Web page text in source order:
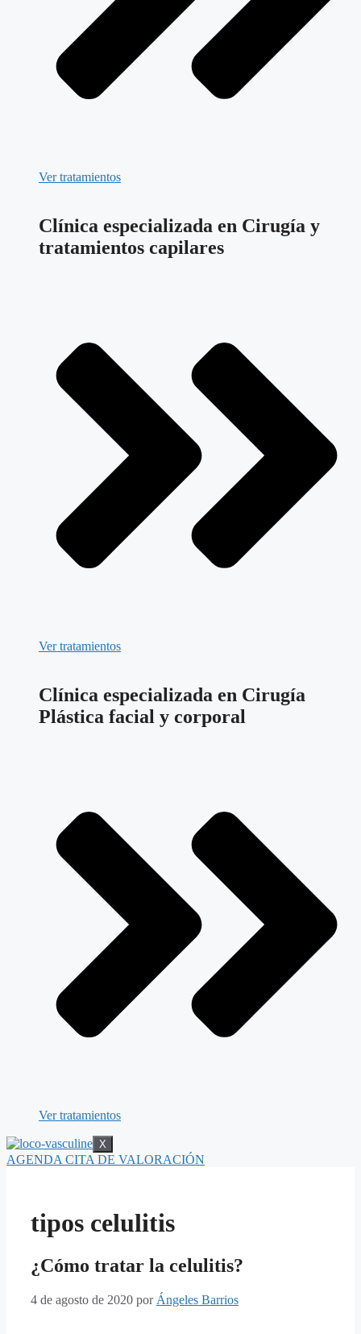
Ver tratamientos
Clínica especializada en Cirugía y
tratamientos capilares
Ver tratamientos
Clínica especializada en Cirugía
Plástica facial y corporal
Ver tratamientos
X
AGENDA CITA DE VALORACIÓN
tipos celulitis
¿Cómo tratar la celulitis?
4 de agosto de 2020 por Ángeles Barrios